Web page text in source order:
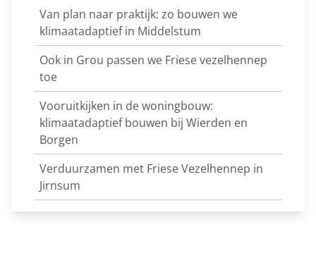
Van plan naar praktijk: zo bouwen we
klimaatadaptief in Middelstum
Ook in Grou passen we Friese vezelhennep
toe
Vooruitkijken in de woningbouw:
klimaatadaptief bouwen bij Wierden en
Borgen
Verduurzamen met Friese Vezelhennep in
Jirnsum